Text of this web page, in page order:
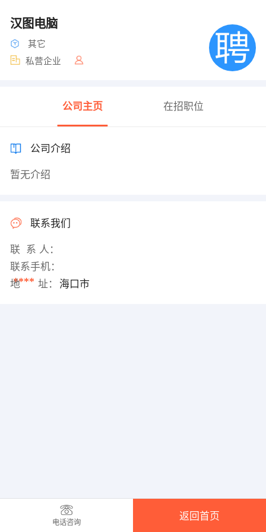
汉图电脑
其它
私营企业
公司主页 在招职位
公司介绍
暂无介绍
联系我们
联 系 人：
联系手机：
****
地 址： 海口市
电话咨询
返回首页